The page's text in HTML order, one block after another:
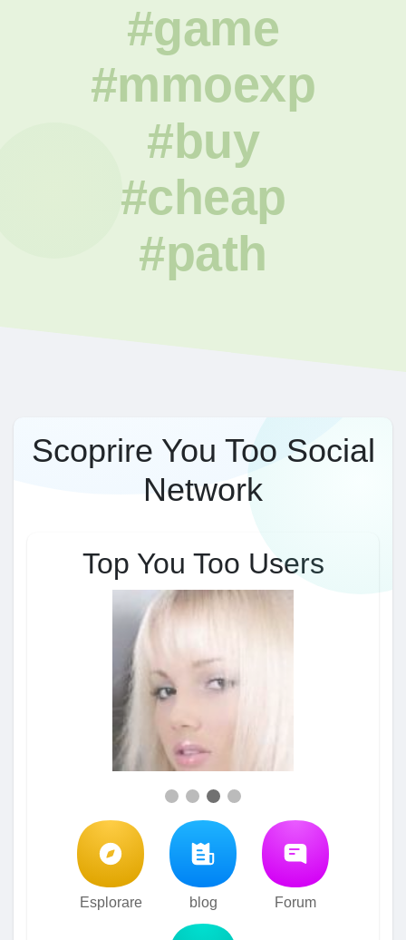
#game
#mmoexp
#buy
#cheap
#path
Scoprire You Too Social
Network
Top You Too Users
Esplorare blog Forum